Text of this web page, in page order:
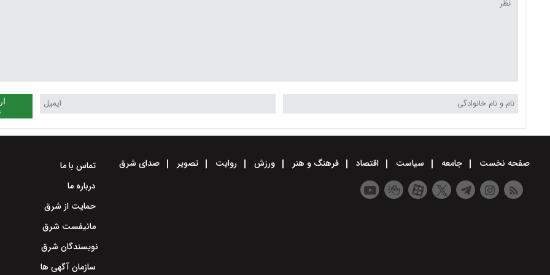
صفحه نخست جامعه سیاست اقتصاد فرهنگ و هنر ورزش روایت تصویر صدای شرق
تماس با ما
درباره ما
حمایت از شرق
مانیفست شرق
نویسندگان شرق
سازمان آگهی ها